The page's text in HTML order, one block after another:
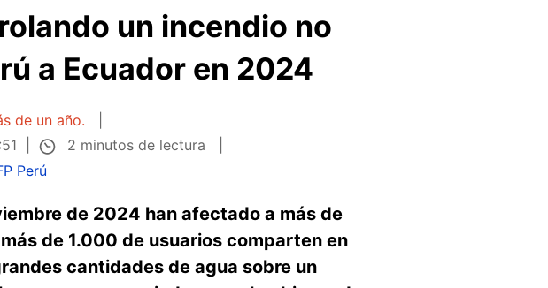
un incendio no
a Ecuador en 2024
de un año.
2 minutos de lectura
Perú
de 2024 han afectado a más de
de 1.000 de usuarios comparten en
cantidades de agua sobre un